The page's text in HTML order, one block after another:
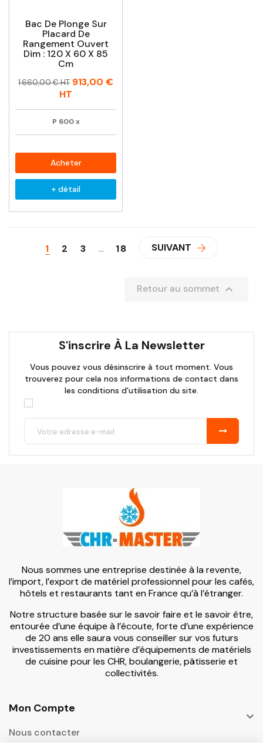
Bac De Plonge Sur
Placard De
Rangement Ouvert
Dim : 120 X 60 X 85
Cm
Prix
Prix
1 660,00 € HT 913,00 €
HT
P 600 x
Acheter
+ détail
1 2 3 … 18 SUIVANT
Retour au sommet 
S'inscrire À La Newsletter
Vous pouvez vous désinscrire à tout moment. Vous
trouverez pour cela nos informations de contact dans
les conditions d'utilisation du site.
Nous sommes une entreprise destinée à la revente,
l’import, l’export de matériel professionnel pour les cafés,
hôtels et restaurants tant en France qu’à l’étranger.
Notre structure basée sur le savoir faire et le savoir être,
entourée d’une équipe à l’écoute, forte d’une expérience
de 20 ans elle saura vous conseiller sur vos futurs
investissements en matière d’équipements de matériels
de cuisine pour les CHR, boulangerie, pâtisserie et
collectivités.
Mon Compte

Nous contacter